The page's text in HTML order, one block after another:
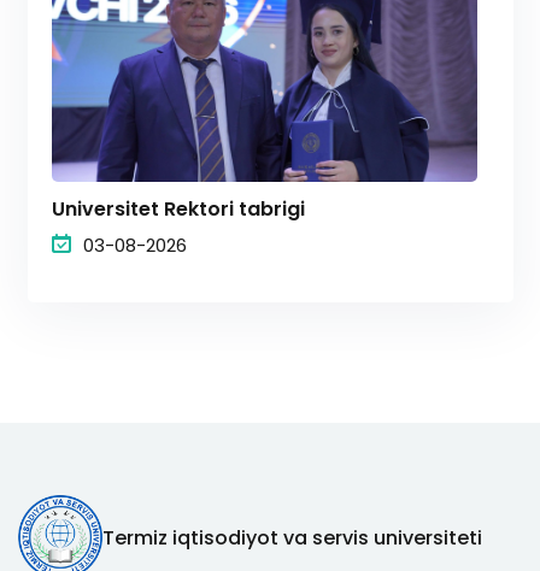
Universitet Rektori tabrigi
03-08-2026
Termiz iqtisodiyot va servis universiteti